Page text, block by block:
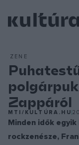
ZENE
Zappáról
MTI/KULTÚRA.HU
Minden idők
rockzenésze,